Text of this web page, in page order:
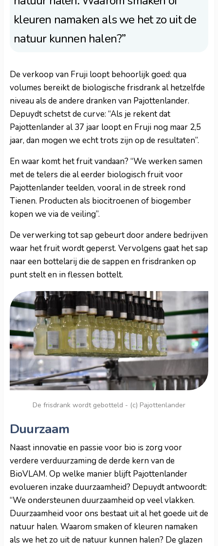
kleuren namaken als we het zo uit de
natuur kunnen halen?”
De verkoop van Fruji loopt behoorlijk goed: qua
volumes bereikt de biologische frisdrank al hetzelfde
niveau als de andere dranken van Pajottenlander.
Depuydt schetst de curve: “Als je rekent dat
Pajottenlander al 37 jaar loopt en Fruji nog maar 2,5
jaar, dan mogen we echt trots zijn op de resultaten”.
En waar komt het fruit vandaan? “We werken samen
met de telers die al eerder biologisch fruit voor
Pajottenlander teelden, vooral in de streek rond
Tienen. Producten als biocitroenen of biogember
kopen we via de veiling”.
De verwerking tot sap gebeurt door andere bedrijven
waar het fruit wordt geperst. Vervolgens gaat het sap
naar een bottelarij die de sappen en frisdranken op
punt stelt en in flessen bottelt.
De frisdrank wordt gebotteld - (c) Pajottenlander
Duurzaam
Naast innovatie en passie voor bio is zorg voor
verdere verduurzaming de derde kern van de
BioVLAM. Op welke manier blijft Pajottenlander
evolueren inzake duurzaamheid? Depuydt antwoordt:
“We ondersteunen duurzaamheid op veel vlakken.
Duurzaamheid voor ons bestaat uit al het goede uit de
natuur halen. Waarom smaken of kleuren namaken
als we het zo uit de natuur kunnen halen? De glazen